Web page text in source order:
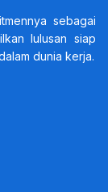
sebagai
lulusan siap
dunia kerja.